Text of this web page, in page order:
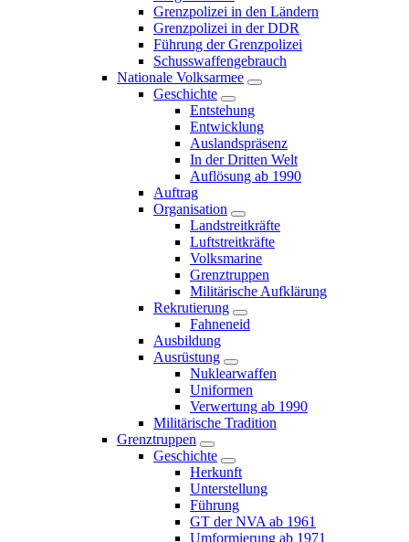
Grenzpolizei in den Ländern
Grenzpolizei in der DDR
Führung der Grenzpolizei
Schusswaffengebrauch
Nationale Volksarmee
Geschichte
Entstehung
Entwicklung
Auslandspräsenz
In der Dritten Welt
Auflösung ab 1990
Auftrag
Organisation
Landstreitkräfte
Luftstreitkräfte
Volksmarine
Grenztruppen
Militärische Aufklärung
Rekrutierung
Fahneneid
Ausbildung
Ausrüstung
Nuklearwaffen
Uniformen
Verwertung ab 1990
Militärische Tradition
Grenztruppen
Geschichte
Herkunft
Unterstellung
Führung
GT der NVA ab 1961
Umformierung ab 1971